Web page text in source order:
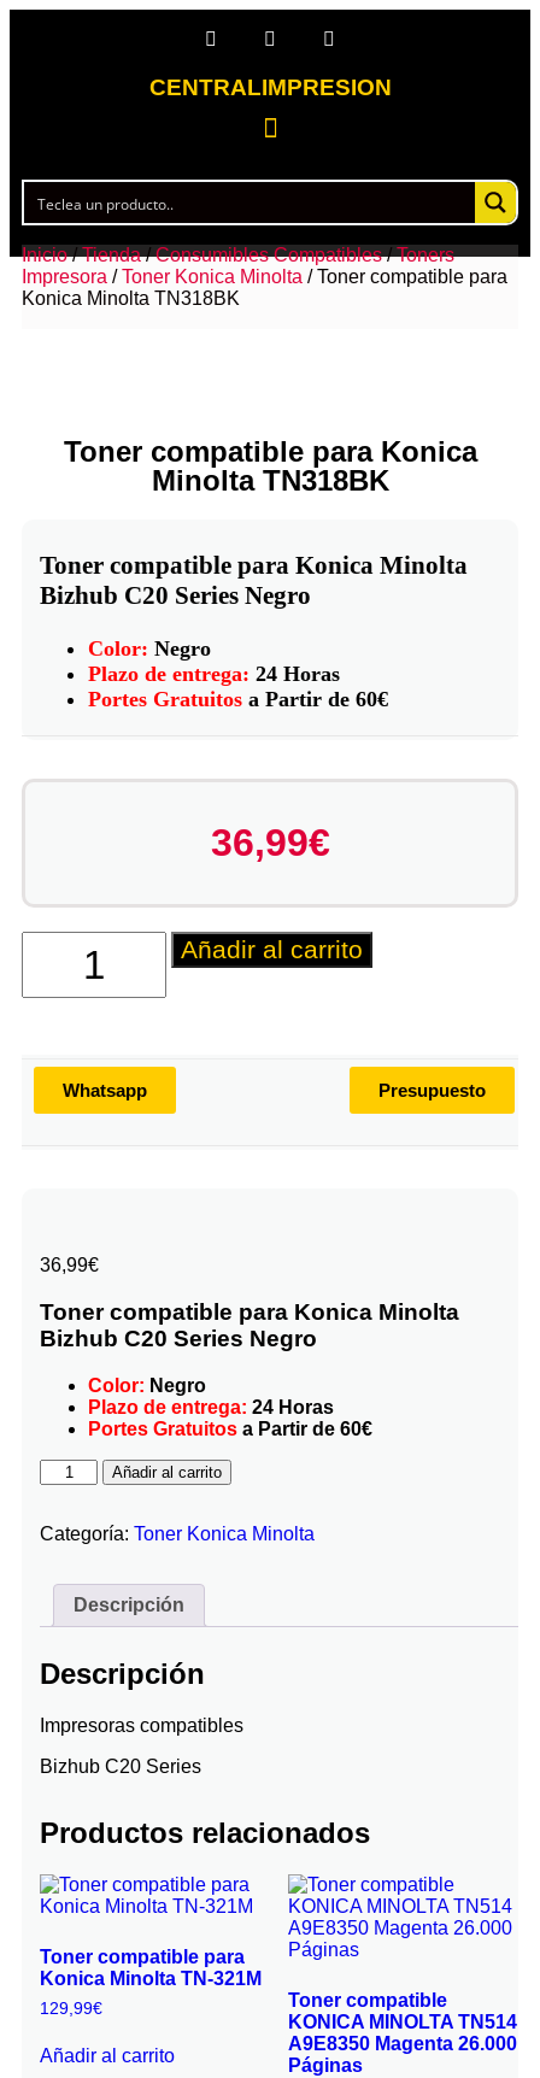
CENTRALIMPRESION
Inicio/Tienda/Consumibles Compatibles/Toners
Impresora /Toner Konica Minolta / Toner compatible para
Konica Minolta TN318BK
Toner compatible para Konica
Minolta TN318BK
Toner compatible para Konica Minolta
Bizhub C20 Series Negro
Color: Negro
Plazo de entrega: 24 Horas
Portes Gratuitos a Partir de 60€
36,99€
Añadir al carrito
Whatsapp Presupuesto
36,99€
Toner compatible para Konica Minolta
Bizhub C20 Series Negro
Color: Negro
Plazo de entrega: 24 Horas
Portes Gratuitos a Partir de 60€
Añadir al carrito
Categoría: Toner Konica Minolta
Descripción
Descripción
Impresoras compatibles
Bizhub C20 Series
Productos relacionados
Toner compatible para
Konica Minolta TN-321M
129,99€
Añadir al carrito
Toner compatible
KONICA MINOLTA TN514
A9E8350 Magenta 26.000
Páginas